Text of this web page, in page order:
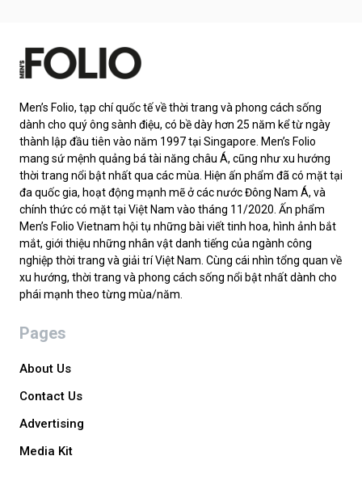
Men’s Folio, tạp chí quốc tế về thời trang và phong cách sống
dành cho quý ông sành điệu, có bề dày hơn 25 năm kể từ ngày
thành lập đầu tiên vào năm 1997 tại Singapore. Men’s Folio
mang sứ mệnh quảng bá tài năng châu Á, cũng như xu hướng
thời trang nổi bật nhất qua các mùa. Hiện ấn phẩm đã có mặt tại
đa quốc gia, hoạt động mạnh mẽ ở các nước Đông Nam Á, và
chính thức có mặt tại Việt Nam vào tháng 11/2020. Ấn phẩm
Men’s Folio Vietnam hội tụ những bài viết tinh hoa, hình ảnh bắt
mắt, giới thiệu những nhân vật danh tiếng của ngành công
nghiệp thời trang và giải trí Việt Nam. Cùng cái nhìn tổng quan về
xu hướng, thời trang và phong cách sống nổi bật nhất dành cho
phái mạnh theo từng mùa/năm.
Pages
About Us
Contact Us
Advertising
Media Kit